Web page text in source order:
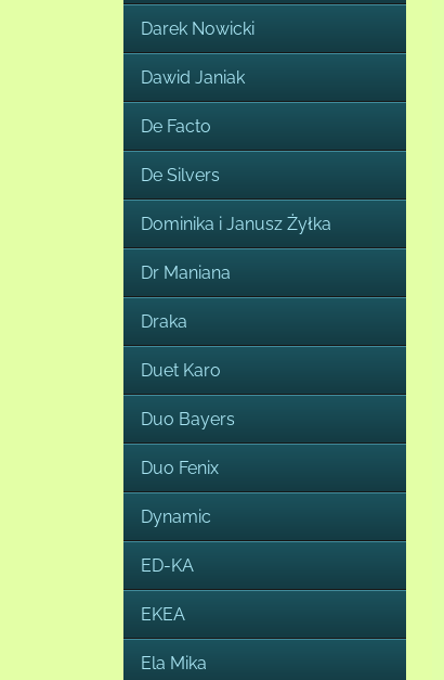
Darek Nowicki
Dawid Janiak
De Facto
De Silvers
Dominika i Janusz Żyłka
Dr Maniana
Draka
Duet Karo
Duo Bayers
Duo Fenix
Dynamic
ED-KA
EKEA
Ela Mika